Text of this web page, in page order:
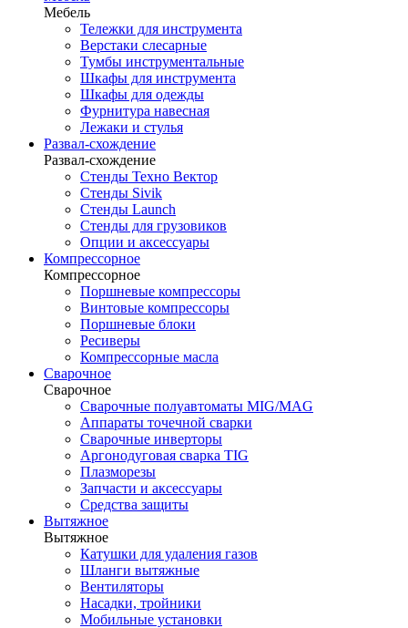
Мебель
Тележки для инструмента
Верстаки слесарные
Тумбы инструментальные
Шкафы для инструмента
Шкафы для одежды
Фурнитура навесная
Лежаки и стулья
Развал-схождение
Развал-схождение
Стенды Техно Вектор
Стенды Sivik
Стенды Launch
Стенды для грузовиков
Опции и аксессуары
Компрессорное
Компрессорное
Поршневые компрессоры
Винтовые компрессоры
Поршневые блоки
Ресиверы
Компрессорные масла
Сварочное
Сварочное
Сварочные полуавтоматы MIG/MAG
Аппараты точечной сварки
Сварочные инверторы
Аргонодуговая сварка TIG
Плазморезы
Запчасти и аксессуары
Средства защиты
Вытяжное
Вытяжное
Катушки для удаления газов
Шланги вытяжные
Вентиляторы
Насадки, тройники
Мобильные установки